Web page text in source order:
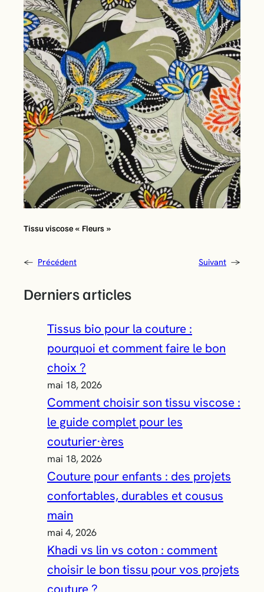
Tissu viscose « Fleurs »
← Précédent Suivant →
Derniers articles
Tissus bio pour la couture :
pourquoi et comment faire le bon
choix ?
mai 18, 2026
Comment choisir son tissu viscose :
le guide complet pour les
couturier·ères
mai 18, 2026
Couture pour enfants : des projets
confortables, durables et cousus
main
mai 4, 2026
Khadi vs lin vs coton : comment
choisir le bon tissu pour vos projets
couture ?